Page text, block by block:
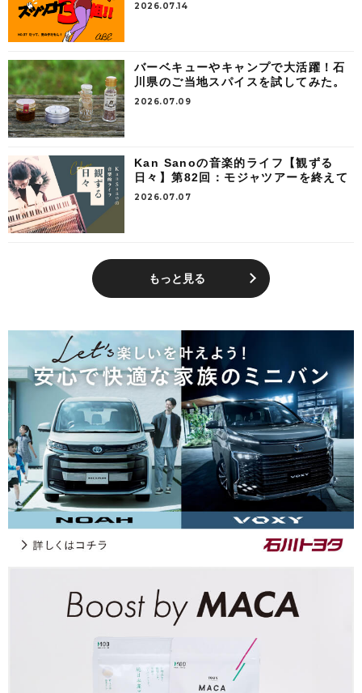
2026.07.14
バーベキューやキャンプで大活躍！石
川県のご当地スパイスを試してみた。
2026.07.09
Kan Sanoの音楽的ライフ【観ずる
日々】第82回：モジャツアーを終えて
2026.07.07
もっと見る